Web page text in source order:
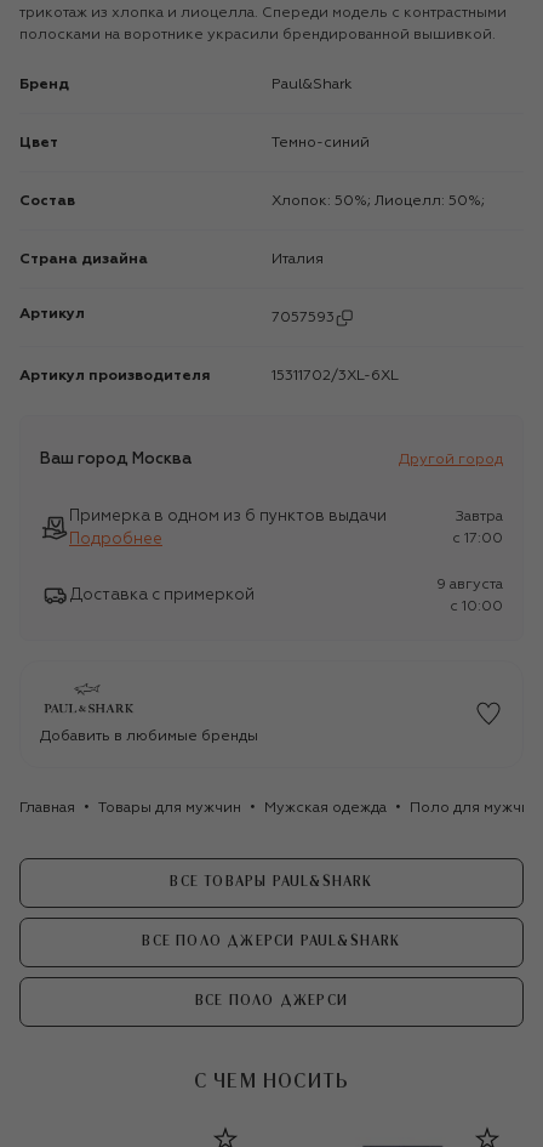
трикотаж из хлопка и лиоцелла. Спереди модель с контрастными
полосками на воротнике украсили брендированной вышивкой.
Бренд Paul&Shark
Цвет Темно-синий
Состав Хлопок: 50%; Лиоцелл: 50%;
Страна дизайна Италия
Артикул 7057593
Артикул производителя 15311702/3XL-6XL
Ваш город Москва Другой город
Примерка в одном из 6 пунктов выдачи
Подробнее
Завтра
c 17:00
Доставка с примеркой
9 августа
c 10:00
Добавить в любимые бренды
Главная Товары для мужчин Мужская одежда Поло для мужчин
ВСЕ ТОВАРЫ PAUL&SHARK
ВСЕ ПОЛО ДЖЕРСИ PAUL&SHARK
ВСЕ ПОЛО ДЖЕРСИ
С ЧЕМ НОСИТЬ